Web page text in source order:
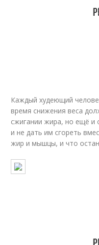
Каждый худеющий
время снижения веса
сжигании жира, но ещё
и не дать им сгореть
жир и мышцы, и что